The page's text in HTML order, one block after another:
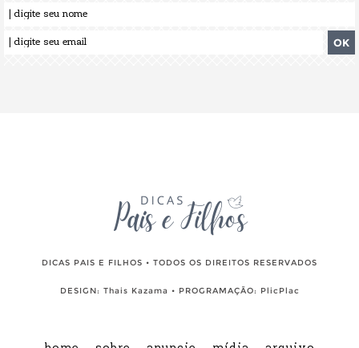
DICAS PAIS E FILHOS • TODOS OS DIREITOS RESERVADOS
DESIGN: Thais Kazama • PROGRAMAÇÃO: PlicPlac